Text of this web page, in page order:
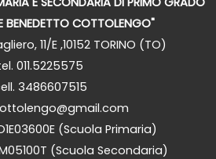
BENEDETTO COTTOLENGO"
11/E ,10152 TORINO (TO)
011.5225575
3486607515
(Scuola Primaria)
(Scuola Secondaria)